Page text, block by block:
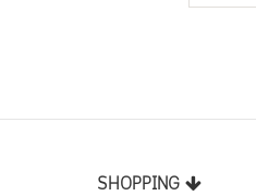
SHOPPING